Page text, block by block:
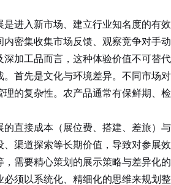
入新市场、建立行业知名度的有
密集收集市场反馈、观察竞争对手
加工品而言，这种体验价值不可替代
。首先是文化与环境差异。不同市场
的复杂性。农产品通常有保鲜期
接成本（展位费、搭建、差旅）
渠道探索等长期价值，导致对参展
需要精心策划的展示策略与差异化的
以系统化、精细化的思维来规划